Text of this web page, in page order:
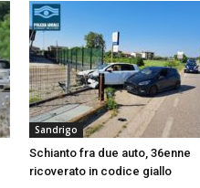
Sandrigo
Schianto fra due auto, 36enne
ricoverato in codice giallo